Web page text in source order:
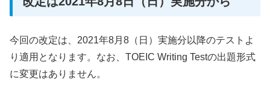
今回の改定は、2021年8月8（日）実施分以降のテストよ
り適用となります。なお、TOEIC Writing Testの出題形式
に変更はありません。